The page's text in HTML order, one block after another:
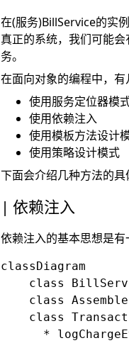
在(服务)BillService的实
真正的系统，我们可能
务。
在面向对象的编程中，
使用服务定位器模
使用依赖注入
使用模板方法设计
使用策略设计模式
下面会介绍几种方法的具
依赖注入
依赖注入的基本思想是
classDiagram
class
class
class
*